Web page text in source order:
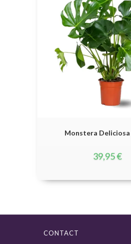
Monstera Deliciosa
39,95€
CONTACT